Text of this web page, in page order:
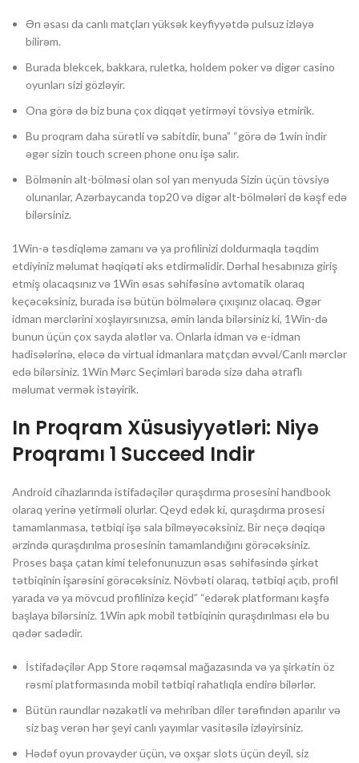
Ən əsası da canlı matçları yüksək keyfiyyətdə pulsuz izləyə
bilirəm.
Burada blekcek, bakkara, ruletka, holdem poker və digər casino
oyunları sizi gözləyir.
Ona görə də biz buna çox diqqət yetirməyi tövsiyə etmirik.
Bu proqram daha sürətli və sabitdir, buna” “görə də 1win indir
əgər sizin touch screen phone onu işə salır.
Bölmənin alt-bölməsi olan sol yan menyuda Sizin üçün tövsiyə
olunanlar, Azərbaycanda top20 və digər alt-bölmələri də kəşf edə
bilərsiniz.
1Win-ə təsdiqləmə zamanı və ya profilinizi doldurmaqla təqdim
etdiyiniz məlumat həqiqəti əks etdirməlidir. Dərhal hesabınıza giriş
etmiş olacaqsınız və 1Win əsas səhifəsinə avtomatik olaraq
keçəcəksiniz, burada isə bütün bölmələrə çıxışınız olacaq. Əgər
idman mərclərini xoşlayırsınızsa, əmin landa bilərsiniz ki, 1Win-də
bunun üçün çox sayda alətlər va. Onlarla idman və e-idman
hadisələrinə, eləcə də virtual idmanlara matçdan əvvəl/Canlı mərclər
edə bilərsiniz. 1Win Mərc Seçimləri barədə sizə daha ətraflı
məlumat vermək istəyirik.
In Proqram Xüsusiyyətləri: Niyə
Proqramı 1 Succeed Indir
Android cihazlarında istifadəçilər quraşdırma prosesini handbook
olaraq yerinə yetirməli olurlar. Qeyd edək ki, quraşdırma prosesi
tamamlanmasa, tətbiqi işə sala bilməyəcəksiniz. Bir neçə dəqiqə
ərzində quraşdırılma prosesinin tamamlandığını görəcəksiniz.
Proses başa çatan kimi telefonunuzun əsas səhifəsində şirkət
tətbiqinin işarəsini görəcəksiniz. Növbəti olaraq, tətbiqi açıb, profil
yarada və ya mövcud profilinizə keçid” “edərək platformanı kəşfə
başlaya bilərsiniz. 1Win apk mobil tətbiqinin quraşdırılması elə bu
qədər sadədir.
İstifadəçilər App Store rəqəmsal mağazasında və ya şirkətin öz
rəsmi platformasında mobil tətbiqi rahatlıqla endirə bilərlər.
Bütün raundlar nəzakətli və mehriban diler tərəfindən aparılır və
siz baş verən hər şeyi canlı yayımlar vasitəsilə izləyirsiniz.
Hədəf oyun provayder üçün, və oxşar slots üçün deyil, siz